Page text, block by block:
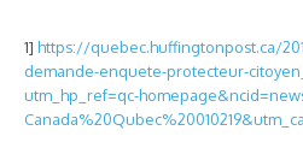
1] https://quebec.huffingtonpost.ca/
demande-enquete-protecteur-
utm_hp_ref=qc-